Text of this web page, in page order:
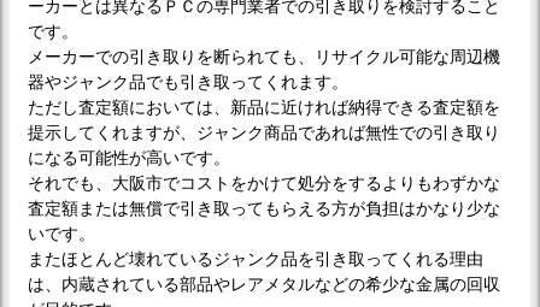
ーカーとは異なるＰＣの専門業者での引き取りを検討すること
です。
メーカーでの引き取りを断られても、リサイクル可能な周辺機
器やジャンク品でも引き取ってくれます。
ただし査定額においては、新品に近ければ納得できる査定額を
提示してくれますが、ジャンク商品であれば無性での引き取り
になる可能性が高いです。
それでも、大阪市でコストをかけて処分をするよりもわずかな
査定額または無償で引き取ってもらえる方が負担はかなり少な
いです。
またほとんど壊れているジャンク品を引き取ってくれる理由
は、内蔵されている部品やレアメタルなどの希少な金属の回収